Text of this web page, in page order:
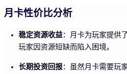
月卡性价比分析
稳定资源收益：月卡为玩家提供
玩家因资源短缺而陷入困境。
长期投资回报：虽然月卡需要玩